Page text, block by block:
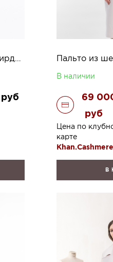
руб
В наличии
69
руб
Цена по
карте
Khan.Cashmere
В